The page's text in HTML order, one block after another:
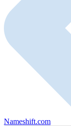
Nameshift.com